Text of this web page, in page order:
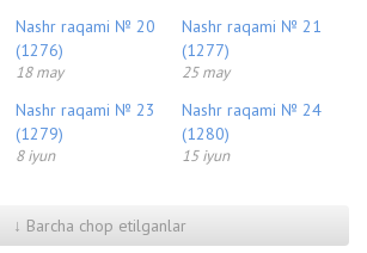
Nashr raqami № 20
(1276)
18 may
Nashr raqami № 21
(1277)
25 may
Nashr raqami № 23
(1279)
8 iyun
Nashr raqami № 24
(1280)
15 iyun
↓ Barcha chop etilganlar